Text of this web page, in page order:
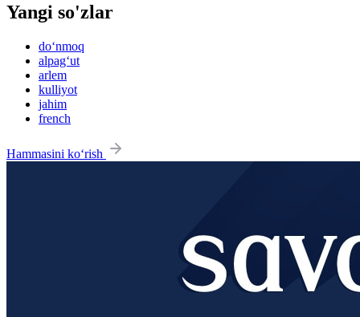
Yangi so'zlar
do‘nmoq
alpag‘ut
arlem
kulliyot
jahim
french
Hammasini ko‘rish